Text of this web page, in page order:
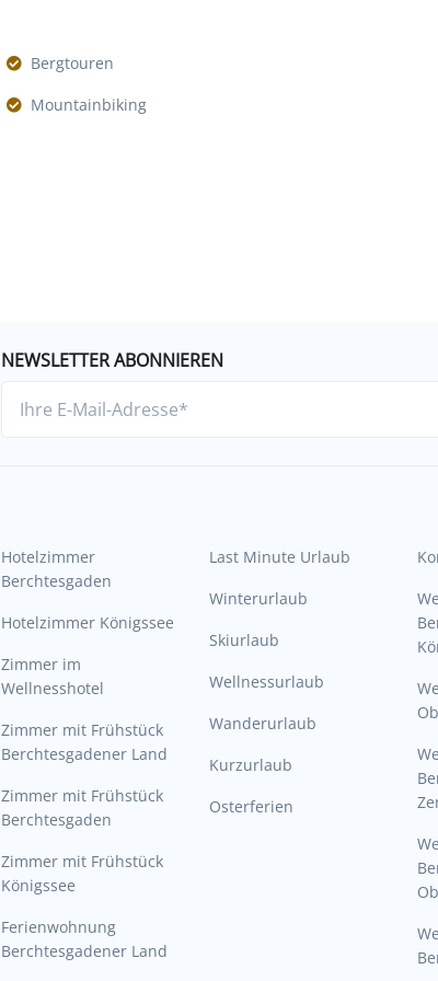
Bergtouren
Mountainbiking
NEWSLETTER ABONNIEREN
Hotelzimmer
Berchtesgaden
Hotelzimmer Königssee
Zimmer im
Wellnesshotel
Zimmer mit Frühstück
Berchtesgadener Land
Zimmer mit Frühstück
Berchtesgaden
Zimmer mit Frühstück
Königssee
Ferienwohnung
Berchtesgadener Land
Last Minute Urlaub
Winterurlaub
Skiurlaub
Wellnessurlaub
Wanderurlaub
Kurzurlaub
Osterferien